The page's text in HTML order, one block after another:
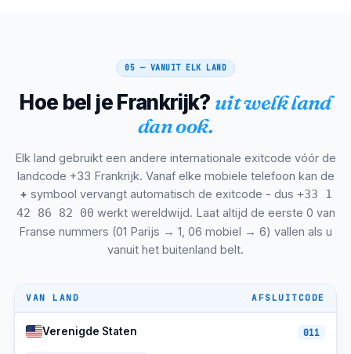
+33-4
Dijon (Bourgogne) +33-3 CET/CEST
Angers (Pays de la Loire)
Nîmes (Gard) +33-4 CET/CEST
Villeurbanne (metro Lyon) +33-4 CET/CEST
+33-4
+33-2
Rondleidingen (Indre-et-Loire) +33-2
Amiens (Hauts-de-France)
05 — VANUIT ELK LAND
Hoe bel je Frankrijk? uit welk land
dan ook.
Elk land gebruikt een andere internationale exitcode vóór de
landcode +33 Frankrijk. Vanaf elke mobiele telefoon kan de
+ symbool vervangt automatisch de exitcode - dus +33 1
42 86 82 00 werkt wereldwijd. Laat altijd de eerste 0 van
Franse nummers (01 Parijs → 1, 06 mobiel → 6) vallen als u
vanuit het buitenland belt.
VAN LAND AFSLUITCODE
Verenigde Staten 011